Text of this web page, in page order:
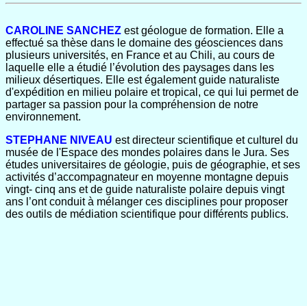
CAROLINE SANCHEZ est géologue de formation. Elle a
effectué sa thèse dans le domaine des géosciences dans
plusieurs universités, en France et au Chili, au cours de
laquelle elle a étudié l’évolution des paysages dans les
milieux désertiques. Elle est également guide naturaliste
d'expédition en milieu polaire et tropical, ce qui lui permet de
partager sa passion pour la compréhension de notre
environnement.
STEPHANE NIVEAU est directeur scientifique et culturel du
musée de l'Espace des mondes polaires dans le Jura. Ses
études universitaires de géologie, puis de géographie, et ses
activités d’accompagnateur en moyenne montagne depuis
vingt- cinq ans et de guide naturaliste polaire depuis vingt
ans l’ont conduit à mélanger ces disciplines pour proposer
des outils de médiation scientifique pour différents publics.